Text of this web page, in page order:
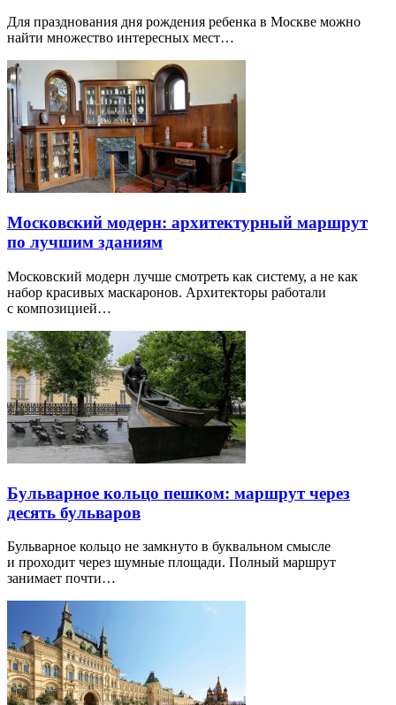
Для празднования дня рождения ребенка в Москве можно
найти множество интересных мест…
Московский модерн: архитектурный маршрут
по лучшим зданиям
Московский модерн лучше смотреть как систему, а не как
набор красивых маскаронов. Архитекторы работали
с композицией…
Бульварное кольцо пешком: маршрут через
десять бульваров
Бульварное кольцо не замкнуто в буквальном смысле
и проходит через шумные площади. Полный маршрут
занимает почти…